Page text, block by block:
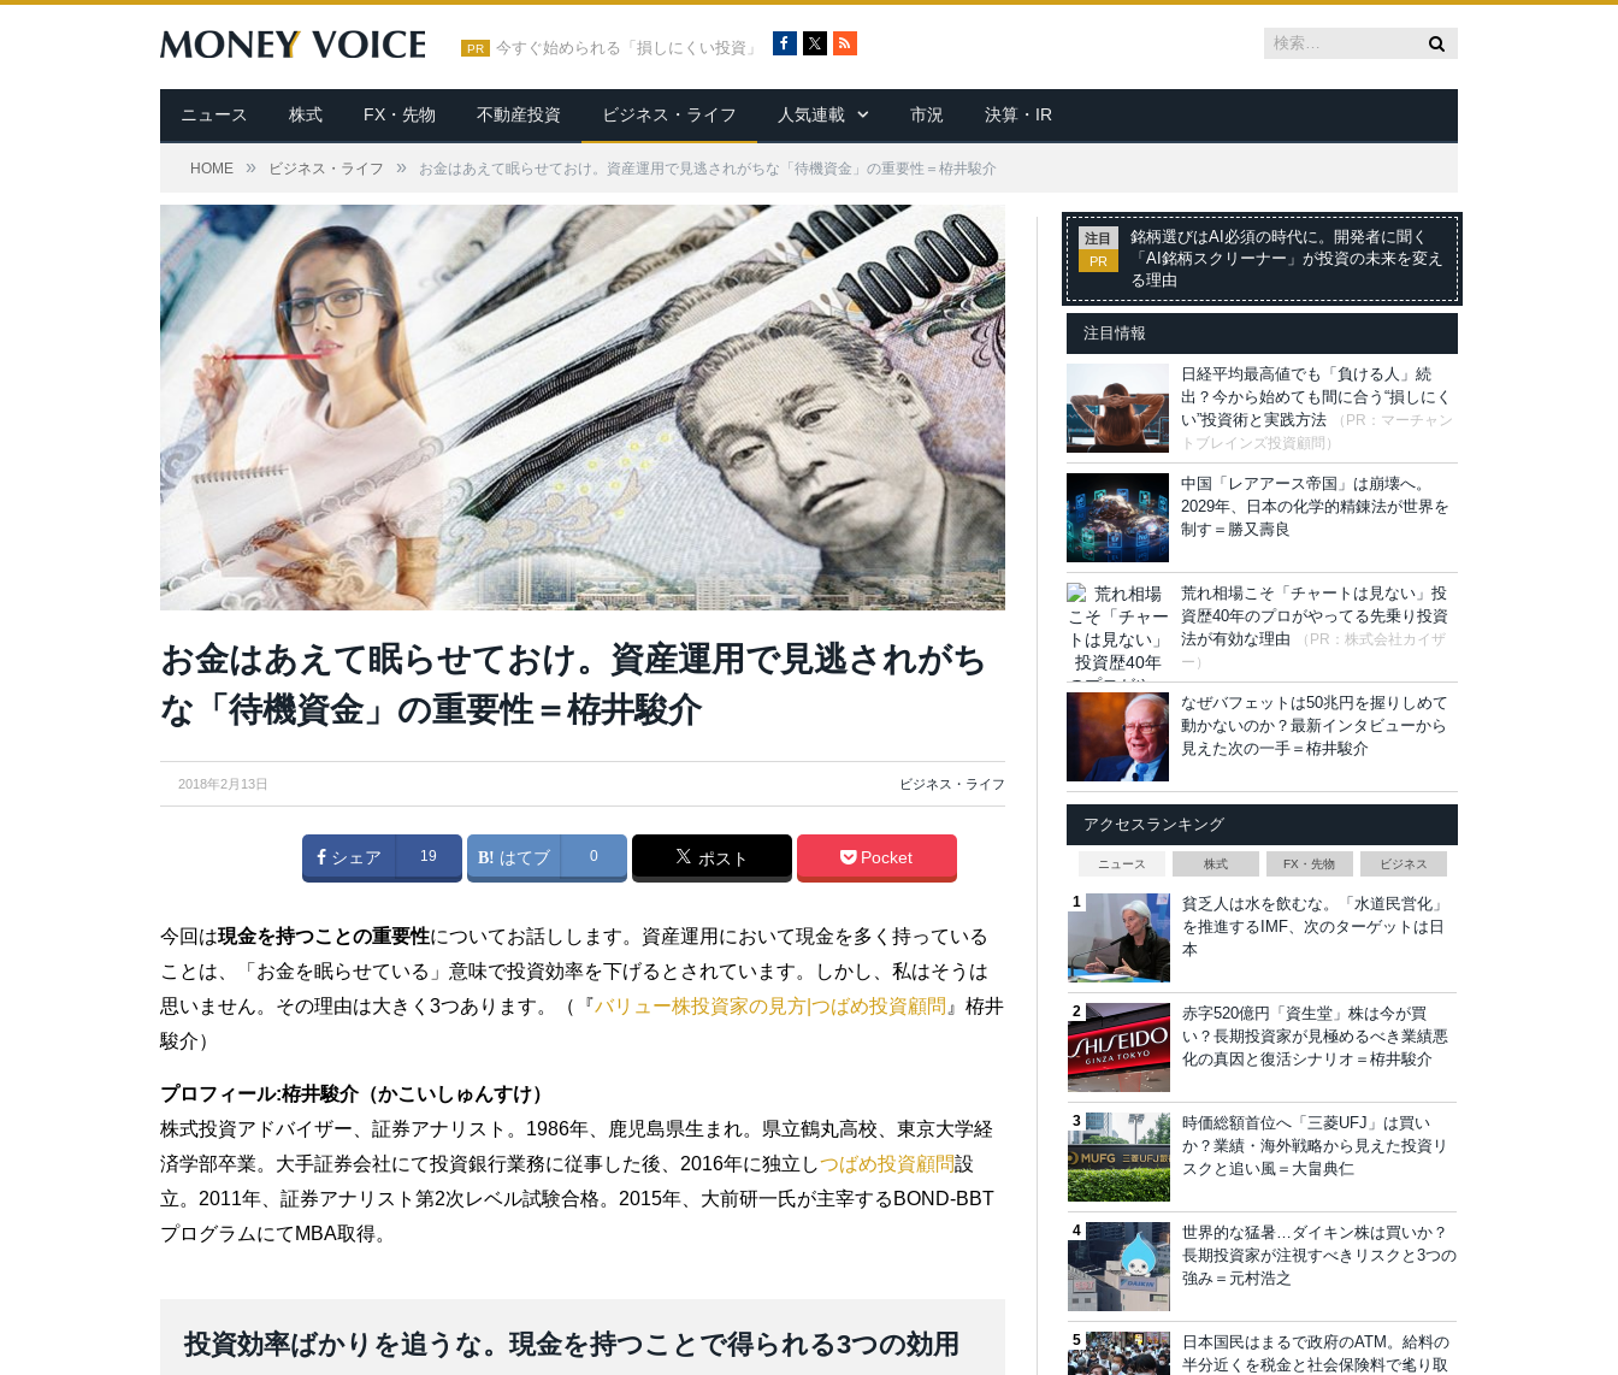
PR 今すぐ始められる「損しにくい投資」
c
e
b
o
R
S
ニュース 株式 FX・先物 不動産投資 ビジネス・ライフ 人気連載 市況 決算・IR
HOME » ビジネス・ライフ » お金はあえて眠らせておけ。資産運用で見逃されがちな「待機資金」の重要性＝栫井駿介
お金はあえて眠らせておけ。資産運用で見逃されがち
な「待機資金」の重要性＝栫井駿介
2018年2月13日 ビジネス・ライフ
シェア 19 はてブ 0 ポスト Pocket
今回は現金を持つことの重要性についてお話しします。資産運用において現金を多く持っている
ことは、「お金を眠らせている」意味で投資効率を下げるとされています。しかし、私はそうは
思いません。その理由は大きく3つあります。（『バリュー株投資家の見方|つばめ投資顧問 』栫井
駿介）
プロフィール:栫井駿介（かこいしゅんすけ）
株式投資アドバイザー、証券アナリスト。1986年、鹿児島県生まれ。県立鶴丸高校、東京大学経
済学部卒業。大手証券会社にて投資銀行業務に従事した後、2016年に独立しつばめ投資顧問設
立。2011年、証券アナリスト第2次レベル試験合格。2015年、大前研一氏が主宰するBOND-BBT
プログラムにてMBA取得。
投資効率ばかりを追うな。現金を持つことで得られる3つの効用
注目
PR
銘柄選びはAI必須の時代に。開発者に聞く
「AI銘柄スクリーナー」が投資の未来を変え
る理由
注目情報
日経平均最高値でも「負ける人」続
出？今から始めても間に合う“損しにく
い”投資術と実践方法
（PR：マーチャン
トブレインズ投資顧問）
中国「レアアース帝国」は崩壊へ。
2029年、日本の化学的精錬法が世界を
制す＝勝又壽良
荒れ相場こそ「チャートは見ない」投
資歴40年のプロがやってる先乗り投資
法が有効な理由
（PR：株式会社カイザ
ー）
なぜバフェットは50兆円を握りしめて
動かないのか？最新インタビューから
見えた次の一手＝栫井駿介
アクセスランキング
ニュース 株式 FX・先物 ビジネス
貧乏人は水を飲むな。「水道民営化」
を推進するIMF、次のターゲットは日
本
赤字520億円「資生堂」株は今が買
い？長期投資家が見極めるべき業績悪
化の真因と復活シナリオ＝栫井駿介
時価総額首位へ「三菱UFJ」は買い
か？業績・海外戦略から見えた投資リ
スクと追い風＝大畠典仁
世界的な猛暑…ダイキン株は買いか？
長期投資家が注視すべきリスクと3つの
強み＝元村浩之
日本国民はまるで政府のATM。給料の
半分近くを税金と社会保険料で毟り取